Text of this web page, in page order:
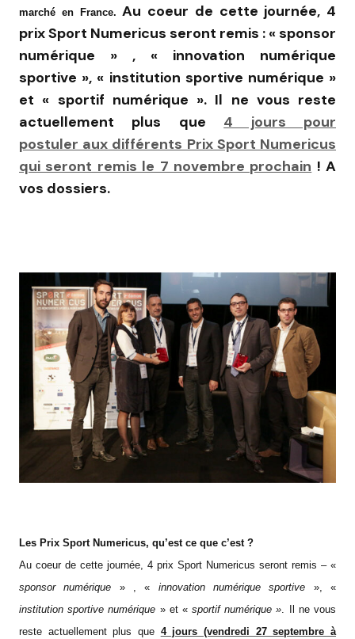
marché en France. Au coeur de cette journée, 4
prix Sport Numericus seront remis : « sponsor
numérique » , « innovation numérique
sportive », « institution sportive numérique »
et « sportif numérique ». Il ne vous reste
actuellement plus que 4 jours pour
postuler aux différents Prix Sport Numericus
qui seront remis le 7 novembre prochain ! A
vos dossiers.
Les Prix Sport Numericus, qu’est ce que c’est ?
Au coeur de cette journée, 4 prix Sport Numericus seront remis – «
sponsor numérique » , « innovation numérique sportive », «
institution sportive numérique » et «sportif numérique ».
Il ne vous
reste actuellement plus que 4 jours (vendredi 27 septembre à